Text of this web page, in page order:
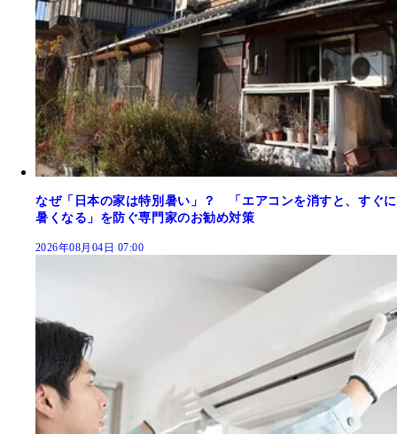
なぜ「日本の家は特別暑い」？ 「エアコンを消すと、すぐに
暑くなる」を防ぐ専門家のお勧め対策
2026年08月04日 07:00